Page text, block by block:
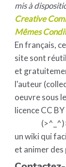
mis à
Creative
Mêmes
En français,
site sont
et
l'auteur
oeuvre sous
licence CC BY
un wiki qui
et animer